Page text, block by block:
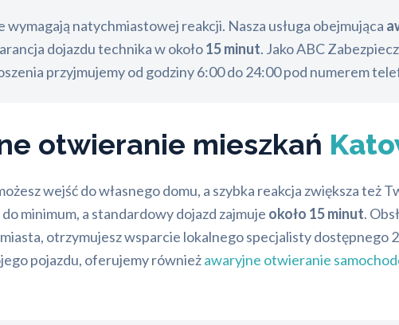
natychmiastowej reakcji. Nasza usługa obejmująca
dojazdu technika w około15 minut. Jako ABC
przyjmujemy od godziny 6:00 do 24:00 pod numerem
otwieranie mieszkań
wejść do własnego domu, a szybka reakcja zwiększa też
minimum, a standardowy dojazd zajmuje około 15 minut.
otrzymujesz wsparcie lokalnego specjalisty dostępnego
pojazdu, oferujemy równieżawaryjne otwieranie